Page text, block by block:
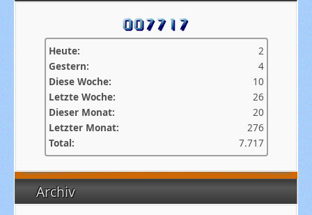
Heute:
2
Gestern:
4
Diese Woche:
10
Letzte Woche:
26
Dieser Monat:
20
Letzter Monat:
276
Total:
7.717
Archiv